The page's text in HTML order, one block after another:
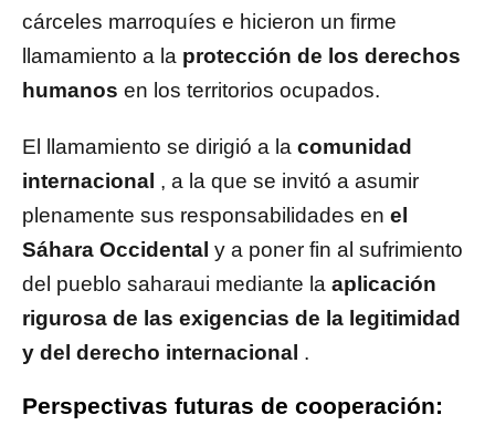
cárceles marroquíes e hicieron un firme
llamamiento a la protección de los derechos
humanos en los territorios ocupados.
El llamamiento se dirigió a la comunidad
internacional , a la que se invitó a asumir
plenamente sus responsabilidades en el
Sáhara Occidental y a poner fin al sufrimiento
del pueblo saharaui mediante la aplicación
rigurosa de las exigencias de la legitimidad
y del derecho internacional .
Perspectivas futuras de cooperación: